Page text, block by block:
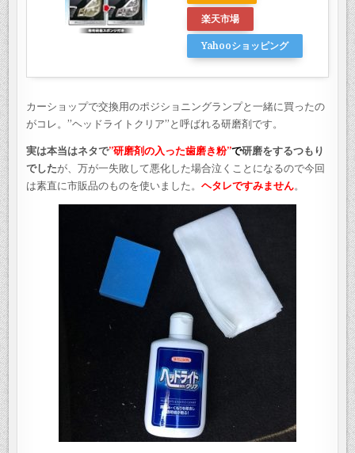
楽天市場
Yahooショッピング
カーショップで交換用のポジショニングランプと一緒に買ったの
がコレ。”ヘッドライトクリア”と呼ばれる研磨剤です。
実は本当はネタで”研磨剤の入った歯磨き粉”で研磨をするつもり
でしたが、万が一失敗して悪化した場合泣くことになるので今回
は素直に市販品のものを使いました。ヘタレですみません。